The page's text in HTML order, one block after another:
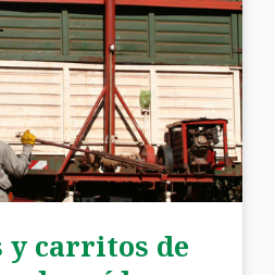
y carritos de